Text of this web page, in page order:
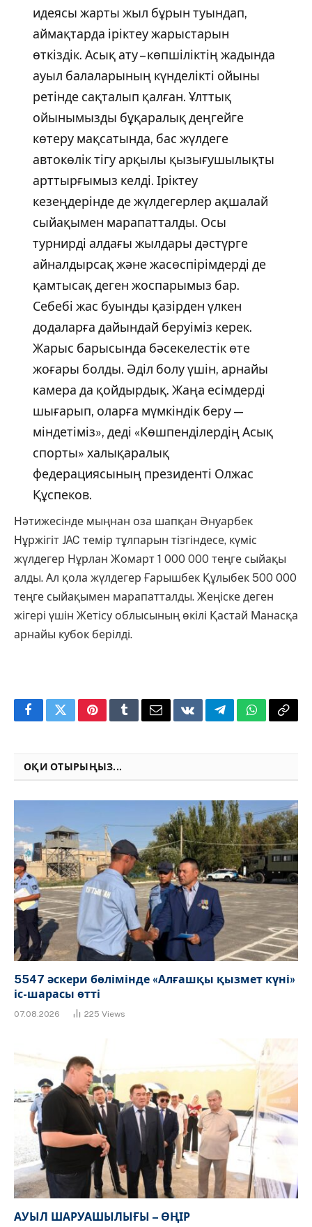
идеясы жарты жыл бұрын туындап,
аймақтарда іріктеу жарыстарын
өткіздік. Асық ату – көпшіліктің жадында
ауыл балаларының күнделікті ойыны
ретінде сақталып қалған. Ұлттық
ойынымызды бұқаралық деңгейге
көтеру мақсатында, бас жүлдеге
автокөлік тігу арқылы қызығушылықты
арттырғымыз келді. Іріктеу
кезеңдерінде де жүлдегерлер ақшалай
сыйақымен марапатталды. Осы
турнирді алдағы жылдары дәстүрге
айналдырсақ және жасөспірімдерді де
қамтысақ деген жоспарымыз бар.
Себебі жас буынды қазірден үлкен
додаларға дайындай беруіміз керек.
Жарыс барысында бәсекелестік өте
жоғары болды. Әділ болу үшін, арнайы
камера да қойдырдық. Жаңа есімдерді
шығарып, оларға мүмкіндік беру —
міндетіміз», деді «Көшпенділердің Асық
спорты» халықаралық
федерациясының президенті Олжас
Құспеков.
Нәтижесінде мыңнан оза шапқан Әнуарбек
Нұржігіт JAC темір тұлпарын тізгіндесе, күміс
жүлдегер Нұрлан Жомарт 1 000 000 теңге сыйақы
алды. Ал қола жүлдегер Ғарышбек Құлыбек 500 000
теңге сыйақымен марапатталды. Жеңіске деген
жігері үшін Жетісу облысының өкілі Қастай Манасқа
арнайы кубок берілді.
FacebookTwitterPinterestTumblrEmailVKontakteTelegramWhatsApp
Copy
ОҚИ ОТЫРЫҢЫЗ...
5547 әскери бөлімінде «Алғашқы қызмет күні»
іс-шарасы өтті
07.08.2026 225 Views
АУЫЛ ШАРУАШЫЛЫҒЫ – ӨҢІР